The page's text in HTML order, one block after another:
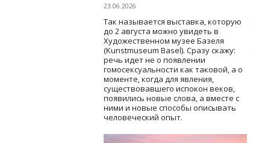
23.06.2026
Так называется выставка, которую
до 2 августа можно увидеть в
Художественном музее Базеля
(Kunstmuseum Basel). Сразу скажу:
речь идет не о появлении
гомосексуальности как таковой, а о
моменте, когда для явления,
существовавшего испокон веков,
появились новые слова, а вместе с
ними и новые способы описывать
человеческий опыт.